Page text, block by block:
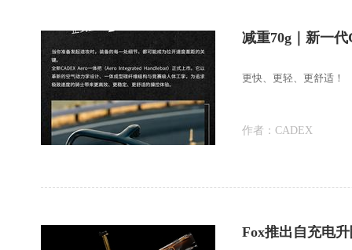
减重70g｜新一
更快、更轻、更舒适！
作者： CADEX
Fox推出自充电